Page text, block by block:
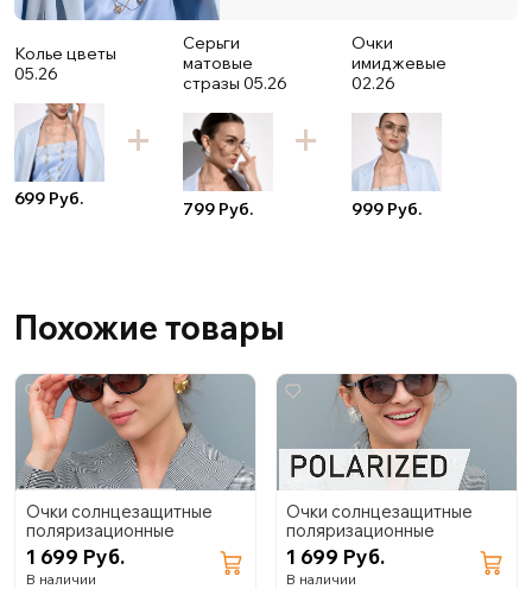
Колье цветы
05.26
699 Руб.
Серьги
матовые
стразы 05.26
799 Руб.
Очки
имиджевые
02.26
999 Руб.
Похожие товары
Очки солнцезащитные
поляризационные
1 699 Руб.
В наличии
Очки солнцезащитные
поляризационные
1 699 Руб.
В наличии